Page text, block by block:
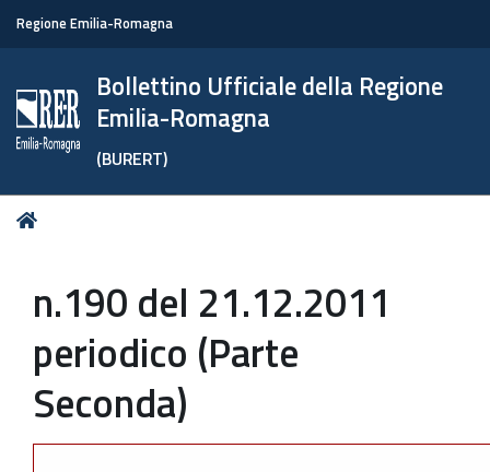
Regione Emilia-Romagna
Bollettino Ufficiale della Regione
Emilia-Romagna
(BURERT)
Tu
n.190 del 21.12.2011
periodico (Parte
Seconda)